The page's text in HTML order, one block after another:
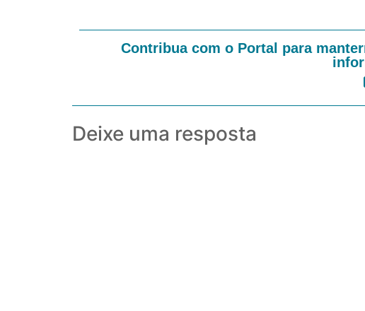
Contribua com o Portal para
Deixe uma resposta